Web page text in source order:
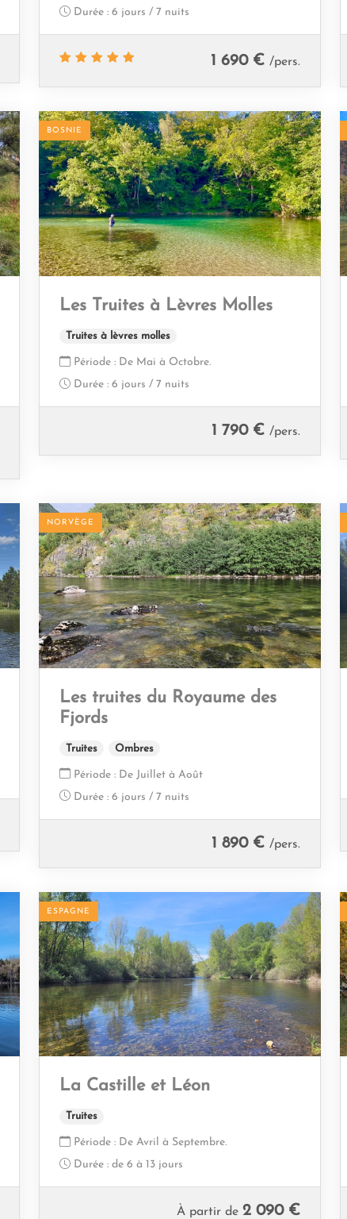
Durée : 6 jours / 7 nuits
1 690 € /pers.
BOSNIE
Les Truites à Lèvres Molles
Truites à lèvres molles
Période : De Mai à Octobre.
Durée : 6 jours / 7 nuits
1 790 € /pers.
NORVÈGE
Les truites du Royaume des
Fjords
Truites Ombres
Période : De Juillet à Août
Durée : 6 jours / 7 nuits
1 890 € /pers.
ESPAGNE
La Castille et Léon
Truites
Période : De Avril à Septembre.
Durée : de 6 à 13 jours
À partir de 2 090 €